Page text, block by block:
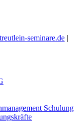
seminare.de |
Schulung